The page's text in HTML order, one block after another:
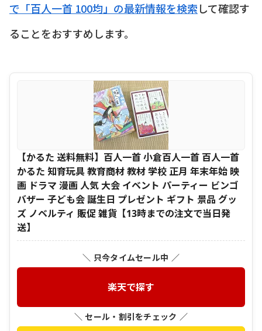
で「百人一首 100均」の最新情報を検索して確認す
ることをおすすめします。
【かるた 送料無料】百人一首 小倉百人一首 百人一首
かるた 知育玩具 教育商材 教材 学校 正月 年末年始 映
画 ドラマ 漫画 人気 大会 イベント パーティー ビンゴ
バザー 子ども会 誕生日 プレゼント ギフト 景品 グッ
ズ ノベルティ 販促 雑貨【13時までの注文で当日発
送】
＼ 只今タイムセール中 ／
楽天で探す
＼ セール・割引をチェック ／